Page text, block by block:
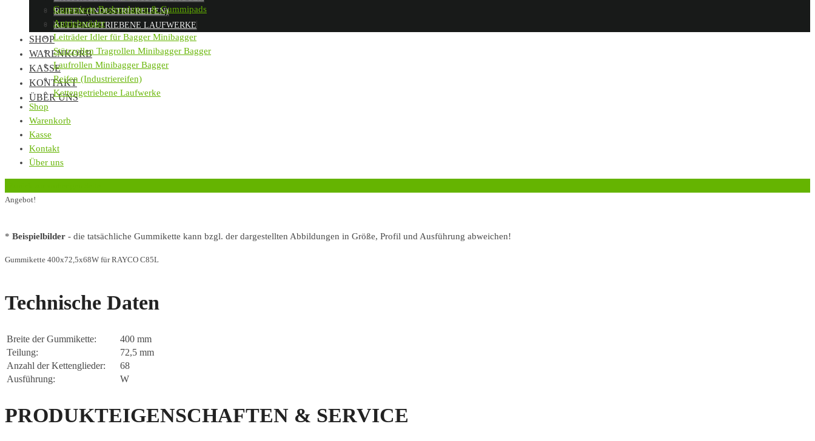
REIFEN (INDUSTRIEREIFEN)
KETTENGETRIEBENE LAUFWERKE
SHOP
WARENKORB
KASSE
KONTAKT
ÜBER UNS
Gummierte Bodenplatten & Gummipads
Antriebsräder
Leiträder Idler für Bagger Minibagger
Stützrollen Tragrollen Minibagger Bagger
Laufrollen Minibagger Bagger
Reifen (Industriereifen)
Kettengetriebene Laufwerke
Shop
Warenkorb
Kasse
Kontakt
Über uns
Angebot!
* Beispielbilder - die tatsächliche Gummikette kann bzgl. der dargestellten Abbildungen in Größe, Profil und Ausführung abweichen!
Gummikette 400x72,5x68W für RAYCO C85L
Technische Daten
Breite der Gummikette:
400 mm
Teilung:
72,5 mm
Anzahl der Kettenglieder:
68
Ausführung:
W
PRODUKTEIGENSCHAFTEN & SERVICE